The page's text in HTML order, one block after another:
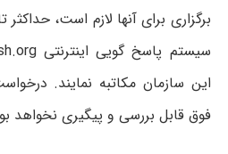
این سازمان مکاتبه نمایند.
فوق قابل بررسی و پیگیری نخواهد